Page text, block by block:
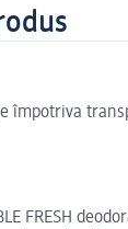
împotriva
FRESH